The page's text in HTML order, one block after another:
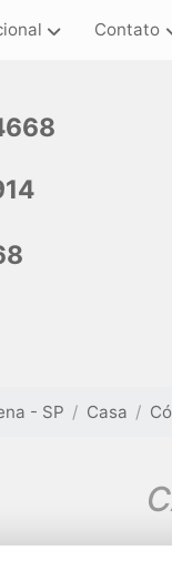
Contato
- SP Casa